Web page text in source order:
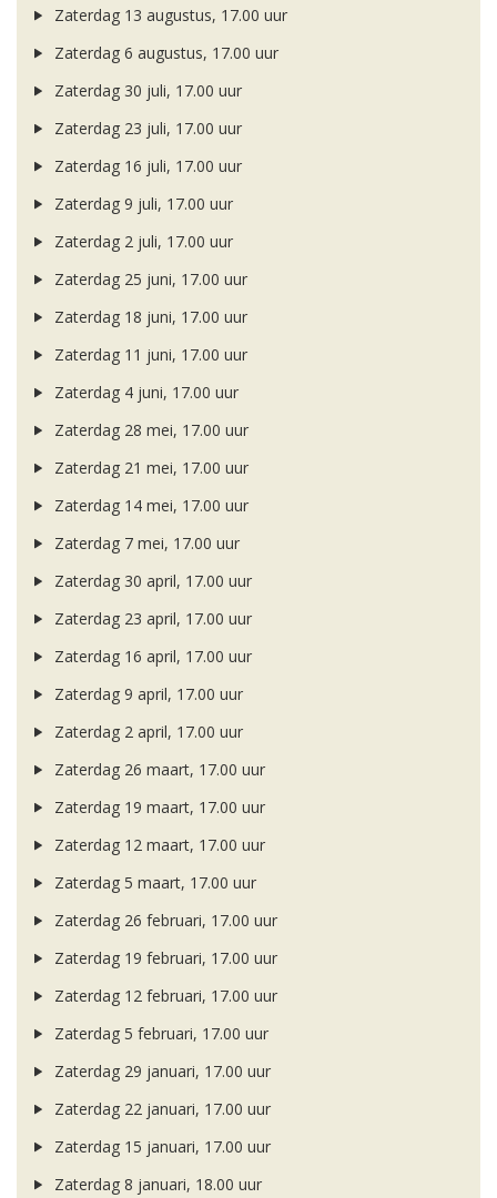
Zaterdag 13 augustus, 17.00 uur
Zaterdag 6 augustus, 17.00 uur
Zaterdag 30 juli, 17.00 uur
Zaterdag 23 juli, 17.00 uur
Zaterdag 16 juli, 17.00 uur
Zaterdag 9 juli, 17.00 uur
Zaterdag 2 juli, 17.00 uur
Zaterdag 25 juni, 17.00 uur
Zaterdag 18 juni, 17.00 uur
Zaterdag 11 juni, 17.00 uur
Zaterdag 4 juni, 17.00 uur
Zaterdag 28 mei, 17.00 uur
Zaterdag 21 mei, 17.00 uur
Zaterdag 14 mei, 17.00 uur
Zaterdag 7 mei, 17.00 uur
Zaterdag 30 april, 17.00 uur
Zaterdag 23 april, 17.00 uur
Zaterdag 16 april, 17.00 uur
Zaterdag 9 april, 17.00 uur
Zaterdag 2 april, 17.00 uur
Zaterdag 26 maart, 17.00 uur
Zaterdag 19 maart, 17.00 uur
Zaterdag 12 maart, 17.00 uur
Zaterdag 5 maart, 17.00 uur
Zaterdag 26 februari, 17.00 uur
Zaterdag 19 februari, 17.00 uur
Zaterdag 12 februari, 17.00 uur
Zaterdag 5 februari, 17.00 uur
Zaterdag 29 januari, 17.00 uur
Zaterdag 22 januari, 17.00 uur
Zaterdag 15 januari, 17.00 uur
Zaterdag 8 januari, 18.00 uur